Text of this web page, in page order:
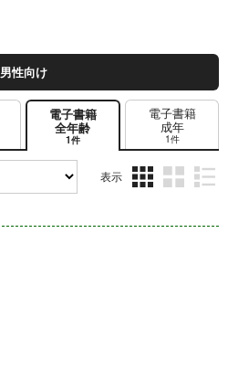
男性向け
電子書籍
全年齢
1件
電子書籍
成年
1件
表示
ム
ム
ム